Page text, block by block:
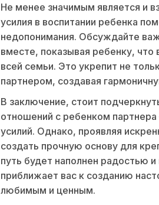
Не менее значимым является и
усилия в воспитании ребенка
недопонимания. Обсуждайте
вместе, показывая ребенку,
всей семьи. Это укрепит не
партнером, создавая
В заключение, стоит
отношений с ребенком
усилий. Однако, проявляя
создать прочную основу для
путь будет наполнен радостью
приближает вас к созданию
любимым и ценным.